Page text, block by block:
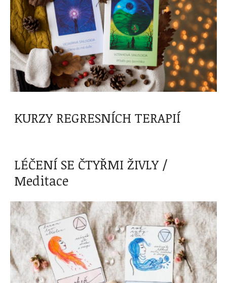
KURZY REGRESNÍCH TERAPIÍ
LÉČENÍ SE ČTYŘMI ŽIVLY /
Meditace